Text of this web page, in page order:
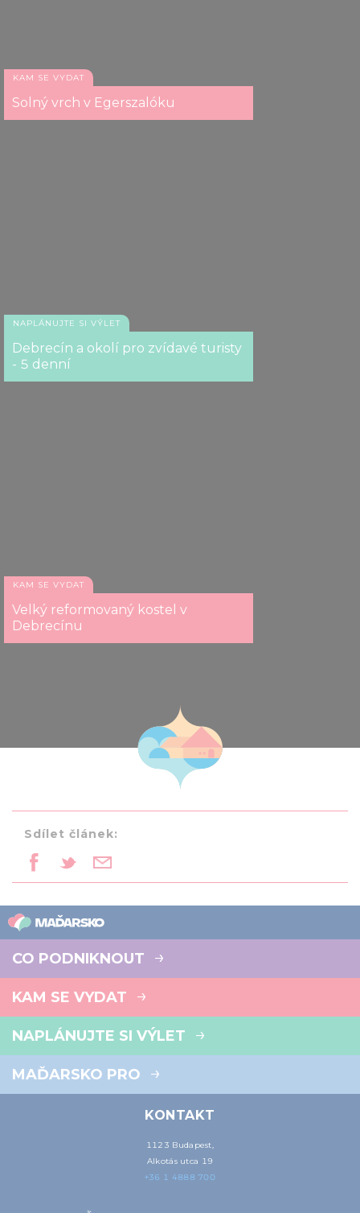
KAM SE VYDAT
Solný vrch v Egerszalóku
NAPLÁNUJTE SI VÝLET
Debrecín a okolí pro zvídavé turisty
- 5 denní
KAM SE VYDAT
Velký reformovaný kostel v
Debrecínu
Sdílet článek:
CO PODNIKNOUT
KAM SE VYDAT
NAPLÁNUJTE SI VÝLET
MAĎARSKO PRO
KONTAKT
1123 Budapest,
Alkotás utca 19
+36 1 4888 700